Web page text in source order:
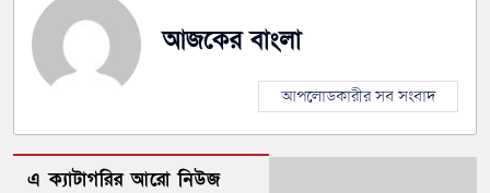
আজকের বাংলা
আপলোডকারীর সব সংবাদ
এ ক্যাটাগরির আরো নিউজ